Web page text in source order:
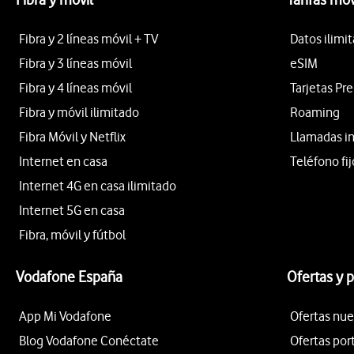
Fibra y 2 líneas móvil + TV
Fibra y 3 líneas móvil
Fibra y 4 líneas móvil
Fibra y móvil ilimitado
Fibra Móvil y Netflix
Internet en casa
Internet 4G en casa ilimitado
Internet 5G en casa
Fibra, móvil y fútbol
Datos
eSIM
Tarjetas
Roaming
Llamadas
Teléfono
Vodafone España
App Mi Vodafone
Blog Vodafone Conéctate
Ofertas y
Ofertas
Ofertas